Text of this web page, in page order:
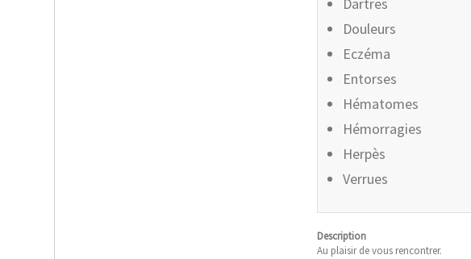
Douleurs
Eczéma
Entorses
Hématomes
Hémorragies
Herpès
Verrues
Description
Au plaisir de vous rencontrer.